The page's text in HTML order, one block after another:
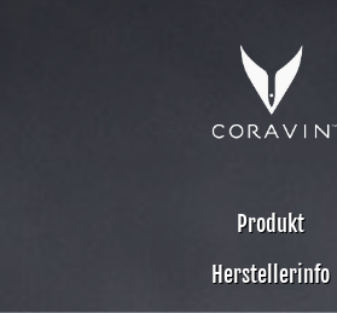
Produkt
Herstellerinfo